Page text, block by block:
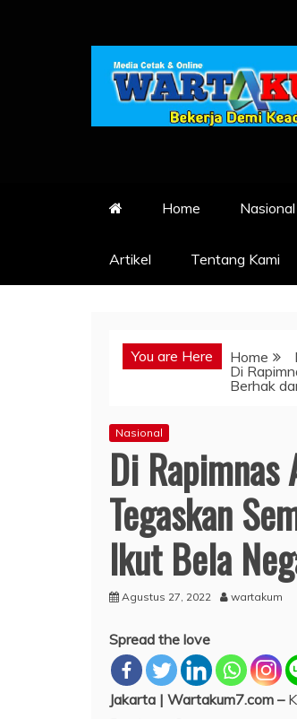
Home Nasional
Artikel Tentang Kami
You are Here Home
Di
Berhak
Nasional
Di Rapimnas
Tegaskan
Ikut Bela
Agustus 27, 2022 wartakum
Spread the love
Jakarta | Wartakum7.com –